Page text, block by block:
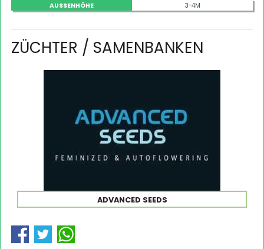
AUSSENHÖHE 3-4M
ZÜCHTER / SAMENBANKEN
ADVANCED SEEDS